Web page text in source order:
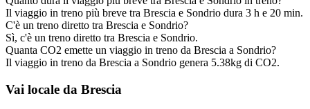
Il viaggio in treno più breve tra Brescia e Sondrio dura 3 h e 20 min.
C'è un treno diretto tra Brescia e Sondrio?
Sì, c'è un treno diretto tra Brescia e Sondrio.
Quanta CO2 emette un viaggio in treno da Brescia a Sondrio?
Il viaggio in treno da Brescia a Sondrio genera 5.38kg di CO2.
Vai locale da Brescia